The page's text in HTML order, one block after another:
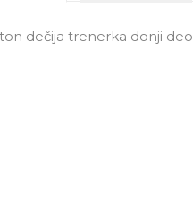
dečija trenerka donji deo